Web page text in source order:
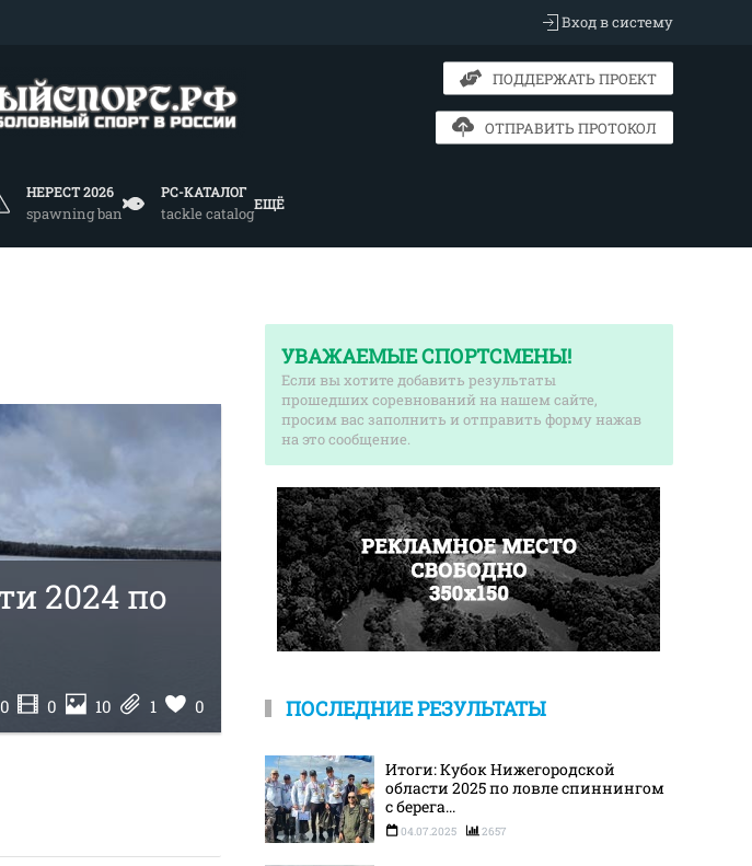
Вход в систему
ПОДДЕРЖАТЬ ПРОЕКТ
ОТПРАВИТЬ ПРОТОКОЛ
НЕРЕСТ 2026
spawning ban
РС-КАТАЛОГ
tackle catalog
ЕЩЁ
2024 по
0 10 1 0
УВАЖАЕМЫЕ СПОРТСМЕНЫ!
Если вы хотите добавить результаты
прошедших соревнований на нашем сайте,
просим вас заполнить и отправить форму нажав
на это сообщение.
ПОСЛЕДНИЕ РЕЗУЛЬТАТЫ
Итоги: Кубок Нижегородской
области 2025 по ловле спиннингом
с берега...
04.07.2025 2657